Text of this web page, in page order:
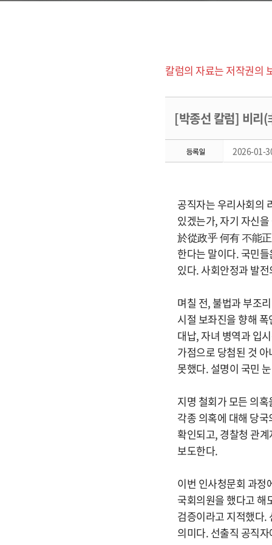
칼럼의 자료는 저작권의
[박종선 칼럼] 비
2026-01-
공직자는 우리사회의
있겠는가, 자기 자신
於從政乎 何有 不能
한다는 말이다. 국민
있다. 사회안정과 발
며칠 전, 불법과 부조
시절 보좌진을 향해
대납, 자녀 병역과 입
가점으로 당첨된 것
못했다. 설명이 국민
지명 철회가 모든 의
각종 의혹에 대해 당
확인되고, 경찰청 관
보도한다.
이번 인사청문회 과정
국회의원을 했다고 해
검증이라고 지적했다.
의미다. 선출직 공직